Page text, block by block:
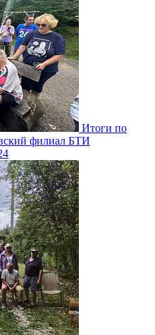
Итоги по
филиал БТИ